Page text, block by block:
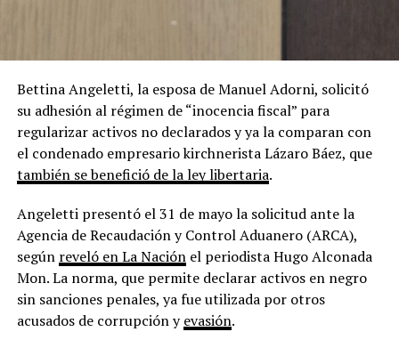
Bettina Angeletti, la esposa de Manuel Adorni, solicitó
su adhesión al régimen de “inocencia fiscal” para
regularizar activos no declarados y ya la comparan con
el condenado empresario kirchnerista Lázaro Báez, que
también se benefició de la ley libertaria.
Angeletti presentó el 31 de mayo la solicitud ante la
Agencia de Recaudación y Control Aduanero (ARCA),
según reveló en La Naciónel periodista Hugo Alconada
Mon. La norma, que permite declarar activos en negro
sin sanciones penales, ya fue utilizada por otros
acusados de corrupción yevasión.